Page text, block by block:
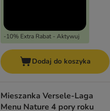
-10% Extra Rabat - Aktywuj
Dodaj do koszyka
Mieszanka Versele-Laga
Menu Nature 4 pory roku